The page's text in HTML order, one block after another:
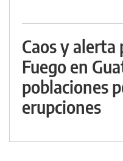
Caos y alerta
Fuego en
poblaciones
erupciones